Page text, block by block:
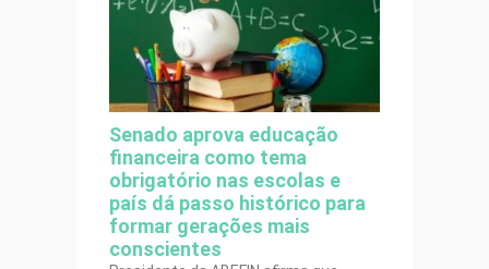
Senado aprova educação
financeira como tema
obrigatório nas escolas e
país dá passo histórico para
formar gerações mais
conscientes